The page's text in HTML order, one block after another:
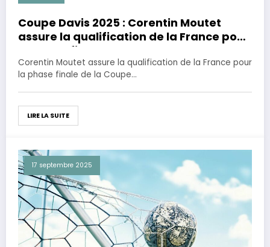
Coupe Davis 2025 : Corentin Moutet
assure la qualification de la France pour
la phase finale
Corentin Moutet assure la qualification de la France pour
la phase finale de la Coupe…
LIRE LA SUITE
17 septembre 2025